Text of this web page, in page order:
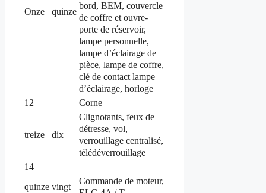
Onze quinze
bord, BEM, couvercle
de coffre et ouvre-
porte de réservoir,
lampe personnelle,
lampe d’éclairage de
pièce, lampe de coffre,
clé de contact lampe
d’éclairage, horloge
12
– Corne
treize dix
Clignotants, feux de
détresse, vol,
verrouillage centralisé,
télédéverrouillage
14
–
–
quinze vingt
Commande de moteur,